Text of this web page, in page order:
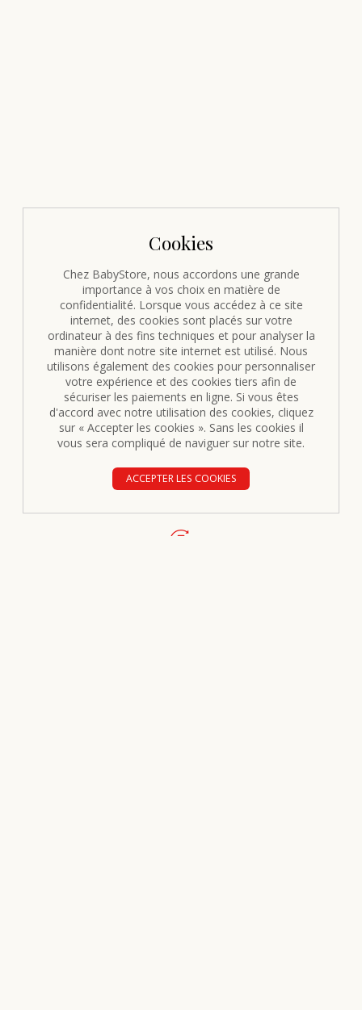
Cookies
Chez BabyStore, nous accordons une grande
importance à vos choix en matière de
confidentialité. Lorsque vous accédez à ce site
internet, des cookies sont placés sur votre
ordinateur à des fins techniques et pour analyser la
manière dont notre site internet est utilisé. Nous
utilisons également des cookies pour personnaliser
votre expérience et des cookies tiers afin de
sécuriser les paiements en ligne. Si vous êtes
d'accord avec notre utilisation des cookies, cliquez
sur « Accepter les cookies ». Sans les cookies il
vous sera compliqué de naviguer sur notre site.
ACCEPTER LES COOKIES
LIVRAISON OFFERTE DÈS 100€